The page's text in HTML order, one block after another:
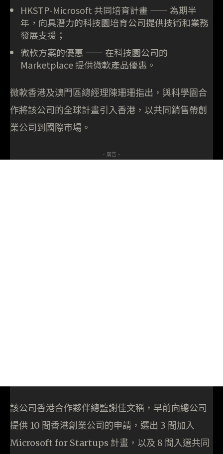
HKSTP-Microsoft 共同培育計畫 —— 為期半
年，向具潛力的科技園培育公司提供技術和業務
發展支援；
微軟方案的優惠 —— 在科技園公司的
Marketplace 提供微軟產品優惠。
微軟香港及澳門區總經理陳珊珊指出，與科學園合
作將該公司的全球計畫引入香港，以共同銷售帶創
業公司到國際市場。
- 廣告 -
該公司香港合作夥伴總監謝佳文稱，早前向總公司
提供 10 間香港創業公司的申請，選出 3 間加入
Microsoft for Startups 計畫，以及 8 間入選共同